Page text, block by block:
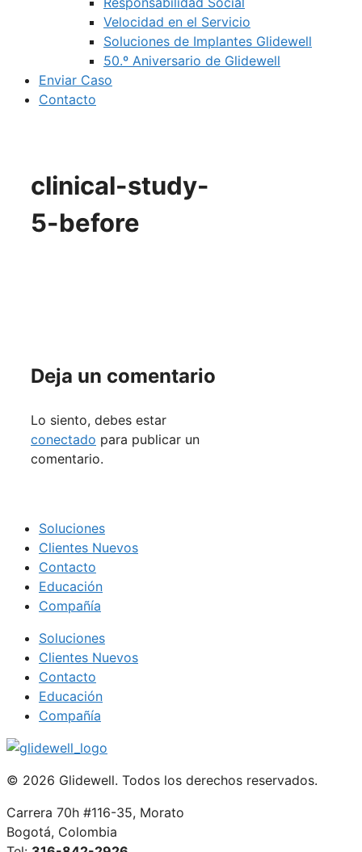
Velocidad en el Servicio
Soluciones de Implantes Glidewell
50.º Aniversario de Glidewell
Enviar Caso
Contacto
clinical-study-
5-before
Deja un comentario
Lo siento, debes estar
conectado para publicar un
comentario.
Soluciones
Clientes Nuevos
Contacto
Educación
Compañía
Soluciones
Clientes Nuevos
Contacto
Educación
Compañía
© 2026 Glidewell. Todos los derechos reservados.
Carrera 70h #116-35, Morato
Bogotá, Colombia